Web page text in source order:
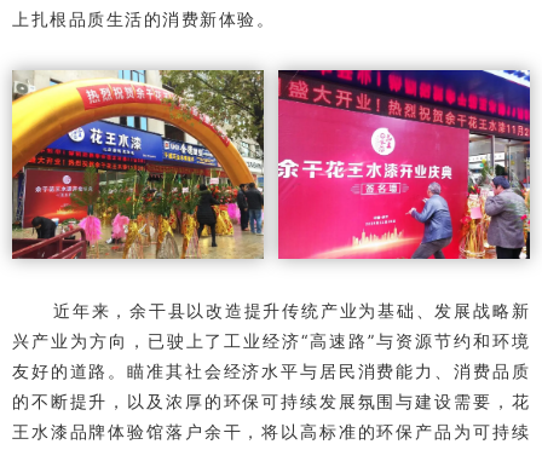
上扎根品质生活的消费新体验。
近年来，余干县以改造提升传统产业为基础、发展战略新
兴产业为方向，已驶上了工业经济“高速路”与资源节约和环境
友好的道路。瞄准其社会经济水平与居民消费能力、消费品质
的不断提升，以及浓厚的环保可持续发展氛围与建设需要，花
王水漆品牌体验馆落户余干，将以高标准的环保产品为可持续